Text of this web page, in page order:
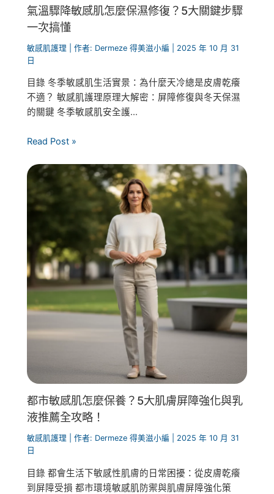
氣溫驟降敏感肌怎麼保濕修復？5大關鍵步驟
一次搞懂
敏感肌護理 | 作者: Dermeze 得美滋小編
2025 年 10 月 31
日
目錄 冬季敏感肌生活實景：為什麼天冷總是皮膚乾癢
不適？ 敏感肌護理原理大解密：屏障修復與冬天保濕
的關鍵 冬季敏感肌安全護...
Read Post »
都市敏感肌怎麼保養？5大肌膚屏障強化與乳
液推薦全攻略！
敏感肌護理 | 作者: Dermeze 得美滋小編
2025 年 10 月 31
日
目錄 都會生活下敏感性肌膚的日常困擾：從皮膚乾癢
到屏障受損 都市環境敏感肌防禦與肌膚屏障強化策